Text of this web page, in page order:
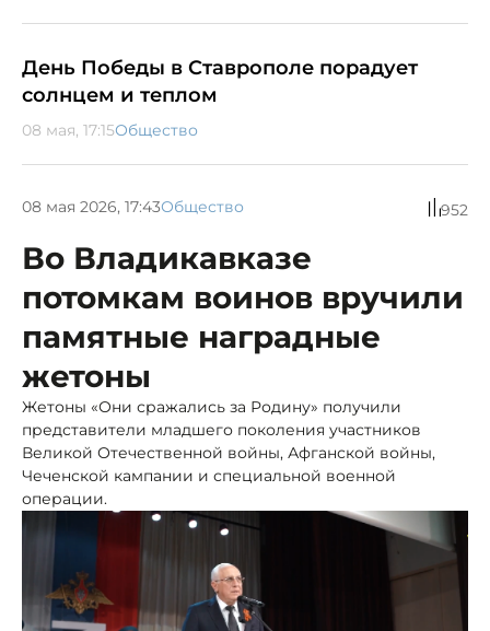
День Победы в Ставрополе порадует
солнцем и теплом
08 мая, 17:15Общество
08 мая 2026, 17:43Общество 952
Во Владикавказе
потомкам воинов вручили
памятные наградные
жетоны
Жетоны «Они сражались за Родину» получили
представители младшего поколения участников
Великой Отечественной войны, Афганской войны,
Чеченской кампании и специальной военной
операции.